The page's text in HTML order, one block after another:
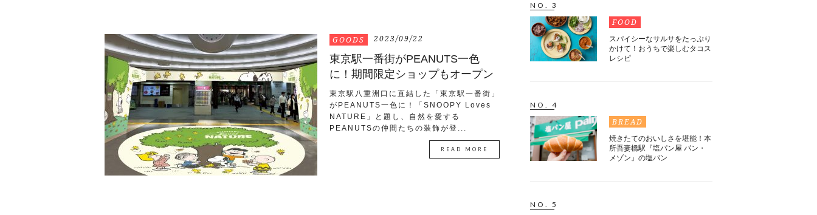
GOODS 2023/09/22
東京駅一番街がPEANUTS一色
に！期間限定ショップもオープン
東京駅八重洲口に直結した「東京駅一番街」
がPEANUTS一色に！「SNOOPY Loves
NATURE」と題し、自然を愛する
PEANUTSの仲間たちの装飾が登...
READ MORE
NO. 3
FOOD
スパイシーなサルサをたっぷり
かけて！おうちで楽しむタコス
レシピ
NO. 4
BREAD
焼きたてのおいしさを堪能！本
所吾妻橋駅『塩パン屋 パン・
メゾン』の塩パン
NO. 5